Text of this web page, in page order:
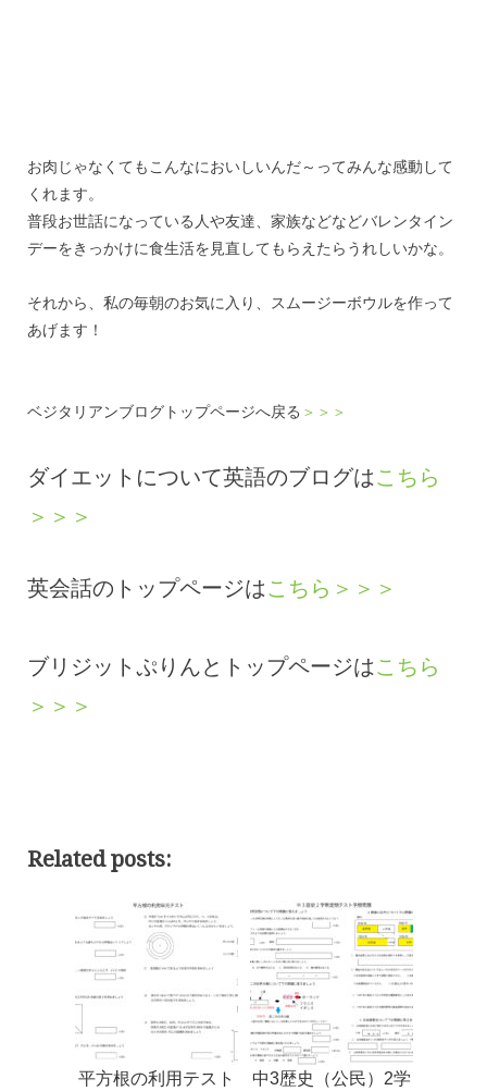
お肉じゃなくてもこんなにおいしいんだ～ってみんな感動して
くれます。
普段お世話になっている人や友達、家族などなどバレンタイン
デーをきっかけに食生活を見直してもらえたらうれしいかな。
それから、私の毎朝のお気に入り、スムージーボウルを作って
あげます！
ベジタリアンブログトップページへ戻る ＞＞＞
ダイエットについて英語のブログはこちら
＞＞＞
英会話のトップページはこちら＞＞＞
ブリジットぷりんとトップページはこちら
＞＞＞
Related posts:
平方根の利用テスト
中3歴史（公民）2学